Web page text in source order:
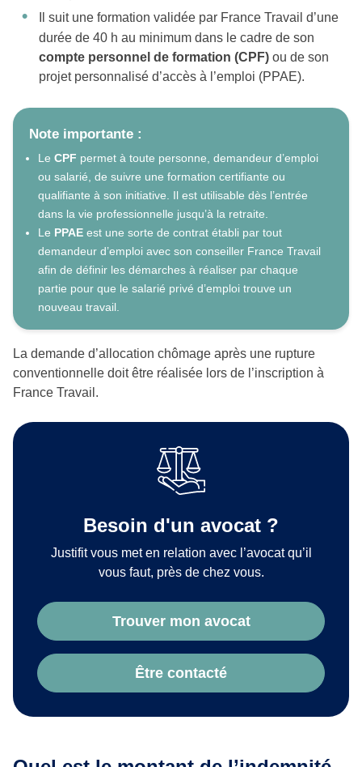
Il suit une formation validée par France Travail d’une
durée de 40 h au minimum dans le cadre de son
compte personnel de formation (CPF) ou de son
projet personnalisé d’accès à l’emploi (PPAE).
Note importante :
Le CPF permet à toute personne, demandeur d’emploi
ou salarié, de suivre une formation certifiante ou
qualifiante à son initiative. Il est utilisable dès l’entrée
dans la vie professionnelle jusqu’à la retraite.
Le PPAE est une sorte de contrat établi par tout
demandeur d’emploi avec son conseiller France Travail
afin de définir les démarches à réaliser par chaque
partie pour que le salarié privé d’emploi trouve un
nouveau travail.
La demande d’allocation chômage après une rupture
conventionnelle doit être réalisée lors de l’inscription à
France Travail.
Besoin d'un avocat ?
Justifit vous met en relation avec l’avocat qu’il
vous faut, près de chez vous.
Trouver mon avocat
Être contacté